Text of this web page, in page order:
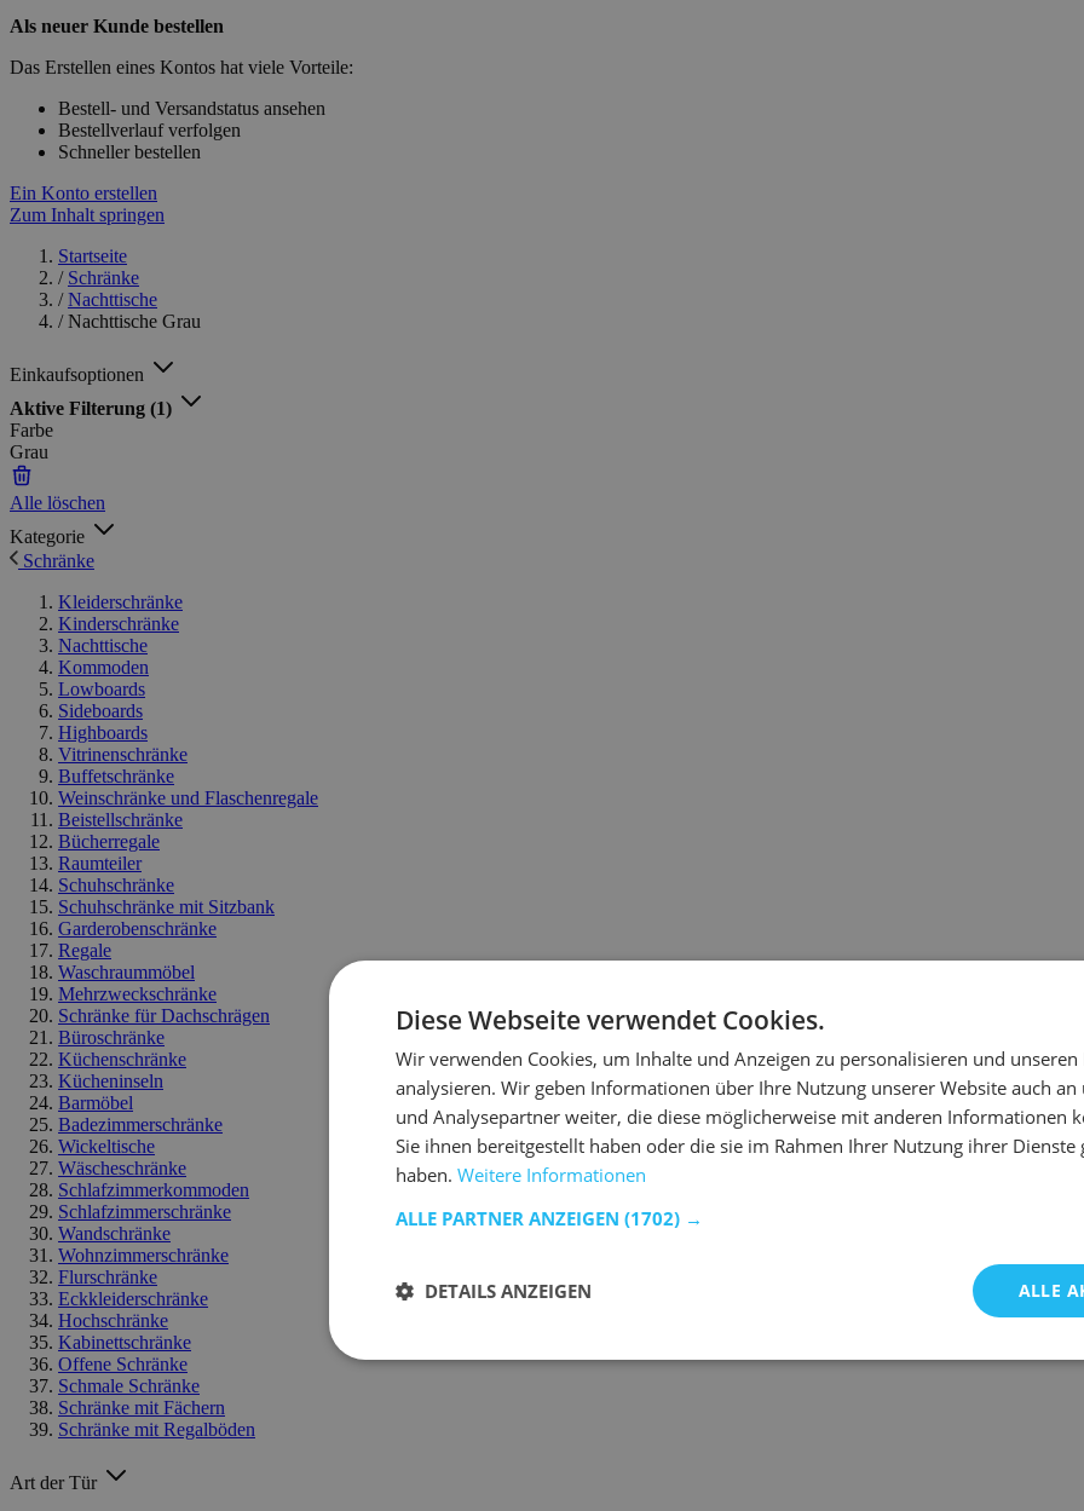
Als neuer Kunde bestellen
Das Erstellen eines Kontos hat viele Vorteile:
Bestell- und Versandstatus ansehen
Bestellverlauf verfolgen
Schneller bestellen
Ein Konto erstellen
Zum Inhalt springen
Startseite
/ Schränke
/ Nachttische
/ Nachttische Grau
Einkaufsoptionen
Aktive Filterung (1)
Farbe
Grau
Alle löschen
Kategorie
Schränke
Kleiderschränke
Kinderschränke
Nachttische
Kommoden
Lowboards
Sideboards
Highboards
Vitrinenschränke
Buffetschränke
Weinschränke und Flaschenregale
Beistellschränke
Bücherregale
Raumteiler
Schuhschränke
Schuhschränke mit Sitzbank
Garderobenschränke
Regale
Waschraummöbel
Mehrzweckschränke
Schränke für Dachschrägen
Büroschränke
Küchenschränke
Kücheninseln
Barmöbel
Badezimmerschränke
Wickeltische
Wäscheschränke
Schlafzimmerkommoden
Schlafzimmerschränke
Wandschränke
Wohnzimmerschränke
Flurschränke
Eckkleiderschränke
Hochschränke
Kabinettschränke
Offene Schränke
Schmale Schränke
Schränke mit Fächern
Schränke mit Regalböden
Art der Tür
Diese Webseite verwendet Cookies.
Wir verwenden Cookies, um Inhalte und Anzeigen zu personalisieren und
analysieren. Wir geben Informationen über Ihre Nutzung unserer Website auch an
und Analysepartner weiter, die diese möglicherweise mit anderen Informationen
Sie ihnen bereitgestellt haben oder die sie im Rahmen Ihrer Nutzung ihrer Dienste
haben. Weitere Informationen
ALLE PARTNER ANZEIGEN (1702) →
ALLE
DETAILS ANZEIGEN